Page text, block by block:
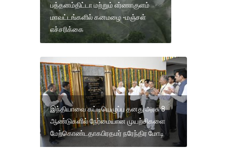
பத்தனம்திட்டா மற்றும் எர்ணாகுளம்
மாவட்டங்களில் கனமழை -மஞ்சள்
எச்சரிக்கை
இந்தியாவை கட்டியெழுப்ப தனது அரசு 8
ஆண்டுகளில் நேர்மையான முயற்சிகளை
மேற்கொண்டதாகபிரதமர் நரேந்திர மோடி